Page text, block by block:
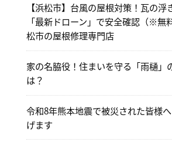
【浜松市】台風の屋根対策！瓦の浮
「最新ドローン」で安全確認（※無
松市の屋根修理専門店
家の名脇役！住まいを守る「雨樋」
は？
令和8年熊本地震で被災された皆様
げます